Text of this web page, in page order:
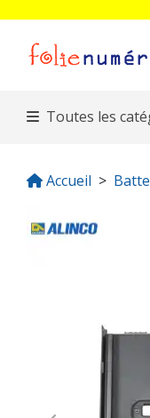
Toutes les
Accueil